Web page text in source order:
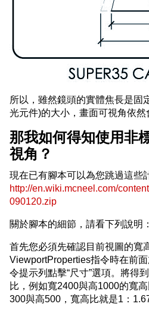
所以，雖然鏡頭的實體焦長是固
光元件)的大小，畫面可視角依然
那我如何得知使用非
視角？
現在已有腳本可以為您跳過這些
http://en.wiki.mcneel.com/
090120.zip
關於腳本的細節，請看下列說明：
首先您必須先確認目前視圖的寬
ViewportProperties指令時在前面
令提示列點擊“尺寸”選項。將得
比，例如寬2400與高1000的寬
300與高500，寬高比就是1：1.67